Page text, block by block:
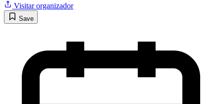
Visitar organizador
Save